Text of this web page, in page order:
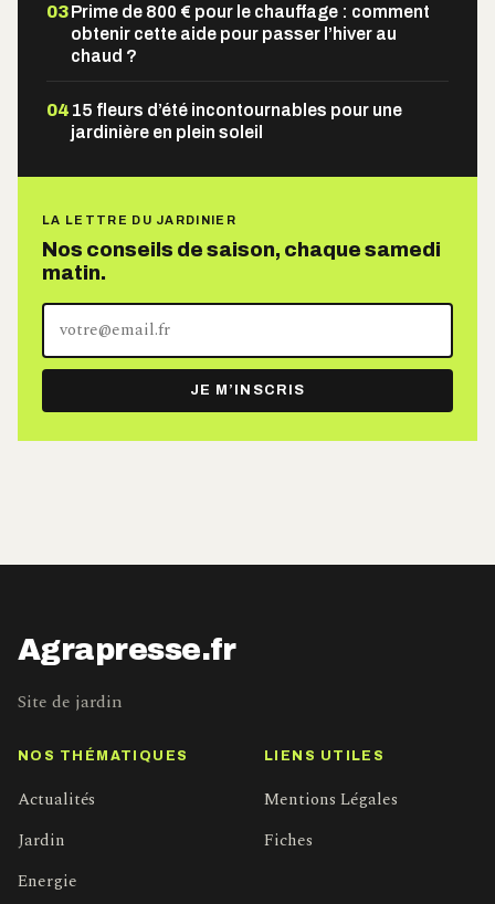
03Prime de 800 € pour le chauffage : comment
obtenir cette aide pour passer l’hiver au
chaud ?
04 15 fleurs d’été incontournables pour une
jardinière en plein soleil
LA LETTRE DU JARDINIER
Nos conseils de saison, chaque samedi
matin.
Votre
adresse
e-
mail
JE M’INSCRIS
Agrapresse.fr
Site de jardin
NOS THÉMATIQUES
Actualités
Jardin
Energie
LIENS UTILES
Mentions Légales
Fiches